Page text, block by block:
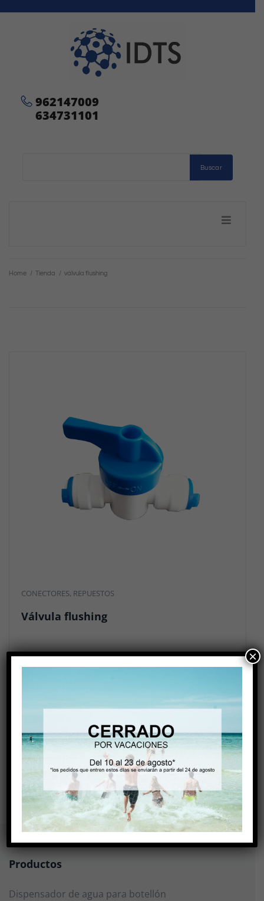
Buscar
962147009
634731101
Home / Tienda / válvula flushing
CONECTORES, REPUESTOS
Válvula flushing
Productos
Dispensador de agua para botellón
×